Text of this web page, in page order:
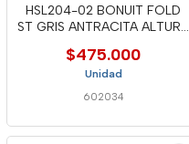
HSL204-02 BONUIT FOLD
ST GRIS ANTRACITA ALTURA
$475.000
Unidad
602034